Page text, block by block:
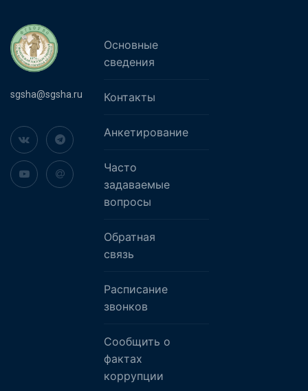
sgsha@sgsha.ru
Основные
сведения
Контакты
Анкетирование
Часто
задаваемые
вопросы
Обратная
связь
Расписание
звонков
Сообщить о
фактах
коррупции